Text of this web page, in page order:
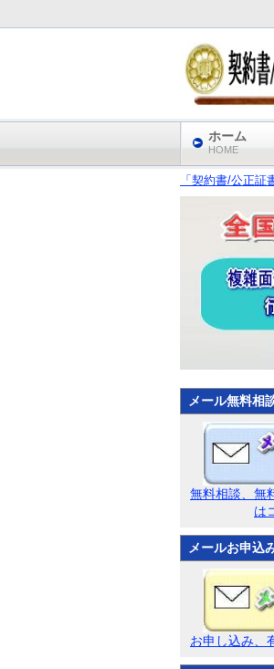
「契約書/公正
メール無料相
無料相談、無
は
メールお申込
お申し込み、
ホーム
HOME